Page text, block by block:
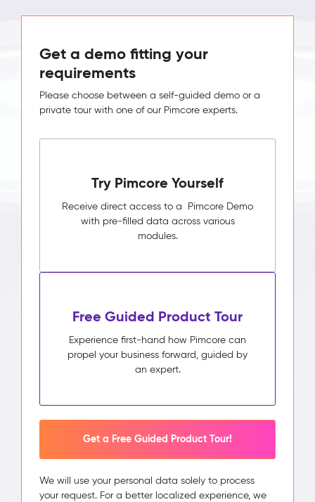
Get a demo fitting your
requirements
Please choose between a self-guided demo or a
private tour with one of our Pimcore experts.
Try Pimcore Yourself
Receive direct access to a Pimcore Demo
with pre-filled data across various
modules.
Free Guided Product Tour
Experience first-hand how Pimcore can
propel your business forward, guided by
an expert.
Get a Free Guided Product Tour!
We will use your personal data solely to process
your request. For a better localized experience, we